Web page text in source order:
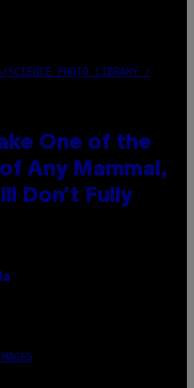
SCIENCE PHOTO LIBRARY /
One of the
Any Mammal,
Don’t Fully